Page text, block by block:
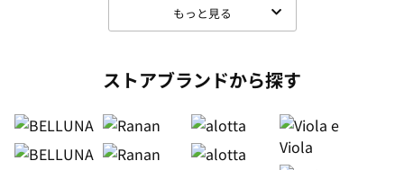
もっと見る
ストアブランドから探す